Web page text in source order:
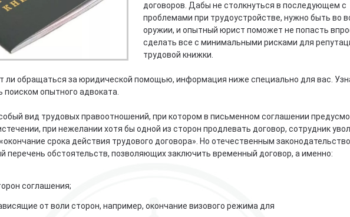
договоров. Дабы не столкнуться в последующем с
проблемами при трудоустройстве, нужно быть во
оружии, и опытный юрист поможет не попасть
сделать все с минимальными рисками для
трудовой книжки.
ли обращаться за юридической помощью, информация ниже специально для вас.
опытного адвоката.
вид трудовых правоотношений, при котором в письменном соглашении
при нежелании хотя бы одной из сторон продлевать договор, сотрудник
срока действия трудового договора». Но отечественным
перечень обстоятельств, позволяющих заключить временный договор, а именно:
соглашения;
от воли сторон, например, окончание визового режима для